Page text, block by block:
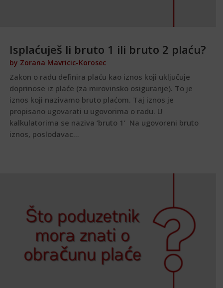
Isplaćuješ li bruto 1 ili bruto 2 plaću?
by Zorana Mavricic-Korosec
Zakon o radu definira plaću kao iznos koji uključuje
doprinose iz plaće (za mirovinsko osiguranje). To je
iznos koji nazivamo bruto plaćom. Taj iznos je
propisano ugovarati u ugovorima o radu. U
kalkulatorima se naziva ‘bruto 1’ Na ugovoreni bruto
iznos, poslodavac...